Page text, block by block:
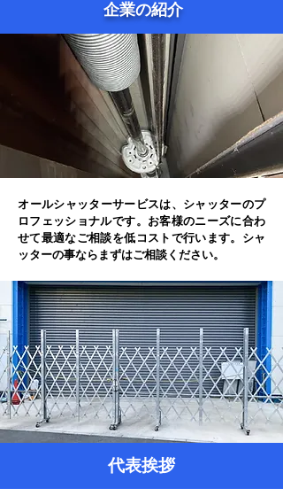
企業の紹介
​オールシャッターサービスは、シャッターのプ
ロフェッショナルです。お客様のニーズに合わ
せて最適なご相談を低コストで行います。シャ
ッターの事ならまずはご相談ください。
​代表挨拶